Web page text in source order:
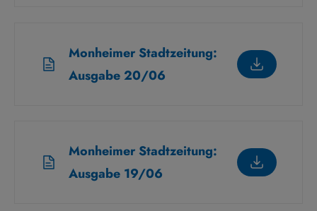
Monheimer Stadtzeitung:
Ausgabe 20/06
Monheimer Stadtzeitung:
Ausgabe 19/06